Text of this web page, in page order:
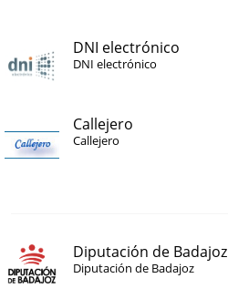
DNI electrónico
DNI electrónico
Callejero
Callejero
Diputación de Badajoz
Diputación de Badajoz